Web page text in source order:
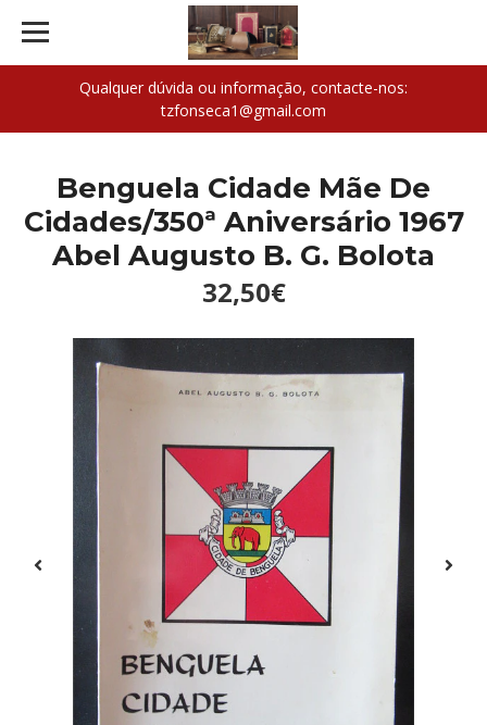
Qualquer dúvida ou informação, contacte-nos:
tzfonseca1@gmail.com
Benguela Cidade Mãe De
Cidades/350ª Aniversário 1967
Abel Augusto B. G. Bolota
32,50€